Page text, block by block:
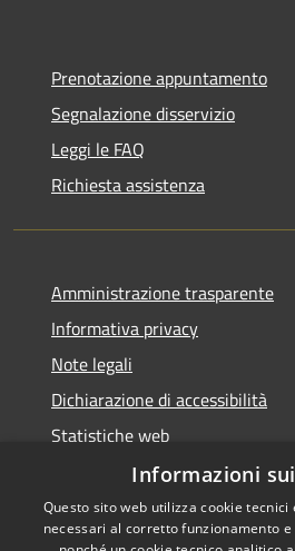
Prenotazione appuntamento
Segnalazione disservizio
Leggi le FAQ
Richiesta assistenza
Amministrazione trasparente
Informativa privacy
Note legali
Dichiarazione di accessibilità
Statistiche web
Informazioni
Questo sito web utilizza cookie
necessari al corretto funzionamento